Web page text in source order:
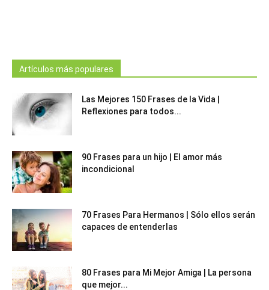
Artículos más populares
Las Mejores 150 Frases de la Vida |
Reflexiones para todos...
90 Frases para un hijo | El amor más
incondicional
70 Frases Para Hermanos | Sólo ellos serán
capaces de entenderlas
80 Frases para Mi Mejor Amiga | La persona
que mejor...